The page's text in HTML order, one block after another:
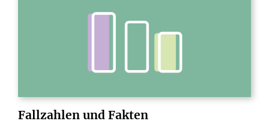
Fallzahlen und Fakten